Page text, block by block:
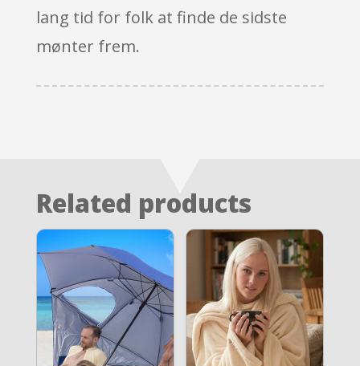
lang tid for folk at finde de sidste
mønter frem.
Related products